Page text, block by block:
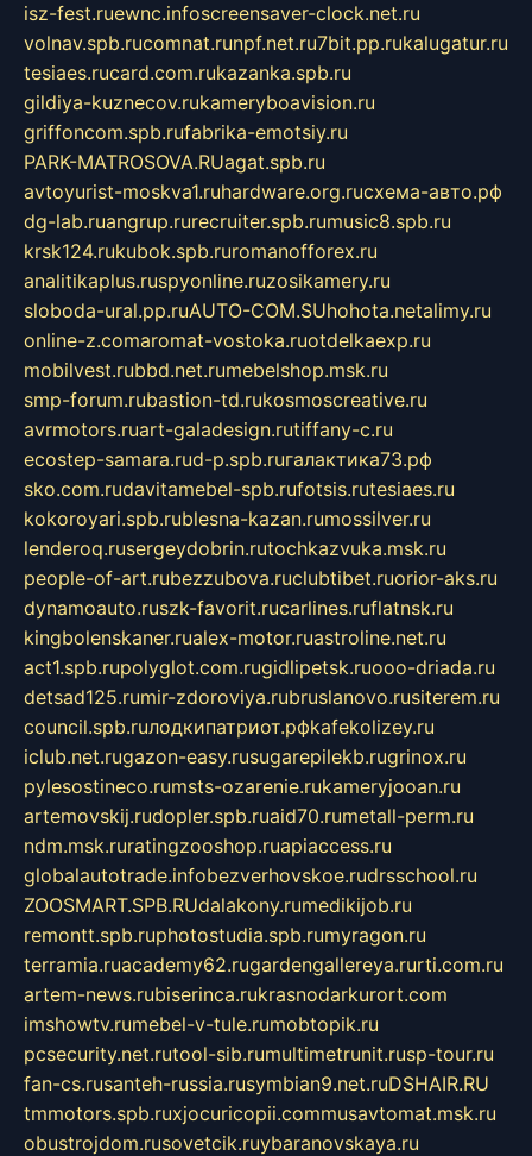
isz-fest.ruewnc.infoscreensaver-clock.net.ru
volnav.spb.rucomnat.runpf.net.ru7bit.pp.rukalugatur.ru
tesiaes.rucard.com.rukazanka.spb.ru
gildiya-kuznecov.rukameryboavision.ru
griffoncom.spb.rufabrika-emotsiy.ru
PARK-MATROSOVA.RUagat.spb.ru
avtoyurist-moskva1.ruhardware.org.ruсхема-авто.рф
dg-lab.ruangrup.rurecruiter.spb.rumusic8.spb.ru
krsk124.rukubok.spb.ruromanofforex.ru
analitikaplus.ruspyonline.ruzosikamery.ru
sloboda-ural.pp.ruAUTO-COM.SUhohota.netalimy.ru
online-z.comaromat-vostoka.ruotdelkaexp.ru
mobilvest.rubbd.net.rumebelshop.msk.ru
smp-forum.rubastion-td.rukosmoscreative.ru
avrmotors.ruart-galadesign.rutiffany-c.ru
ecostep-samara.rud-p.spb.ruгалактика73.рф
sko.com.rudavitamebel-spb.rufotsis.rutesiaes.ru
kokoroyari.spb.rublesna-kazan.rumossilver.ru
lenderoq.rusergeydobrin.rutochkazvuka.msk.ru
people-of-art.rubezzubova.ruclubtibet.ruorior-aks.ru
dynamoauto.ruszk-favorit.rucarlines.ruflatnsk.ru
kingbolenskaner.rualex-motor.ruastroline.net.ru
act1.spb.rupolyglot.com.rugidlipetsk.ruooo-driada.ru
detsad125.rumir-zdoroviya.rubruslanovo.rusiterem.ru
council.spb.ruлодкипатриот.рфkafekolizey.ru
iclub.net.rugazon-easy.rusugarepilekb.rugrinox.ru
pylesostineco.rumsts-ozarenie.rukameryjooan.ru
artemovskij.rudopler.spb.ruaid70.rumetall-perm.ru
ndm.msk.ruratingzooshop.ruapiaccess.ru
globalautotrade.infobezverhovskoe.rudrsschool.ru
ZOOSMART.SPB.RUdalakony.rumedikijob.ru
remontt.spb.ruphotostudia.spb.rumyragon.ru
terramia.ruacademy62.rugardengallereya.rurti.com.ru
artem-news.rubiserinca.rukrasnodarkurort.com
imshowtv.rumebel-v-tule.rumobtopik.ru
pcsecurity.net.rutool-sib.rumultimetrunit.rusp-tour.ru
fan-cs.rusanteh-russia.rusymbian9.net.ruDSHAIR.RU
tmmotors.spb.ruxjocuricopii.commusavtomat.msk.ru
obustrojdom.rusovetcik.ruybaranovskaya.ru